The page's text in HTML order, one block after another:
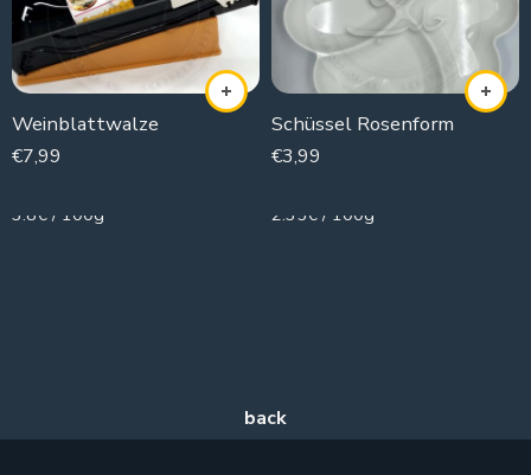
Weinblattwalze
€7,99
3.8€ / 100g
Schüssel Rosenform
€3,99
2.35€ / 100g